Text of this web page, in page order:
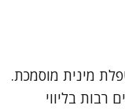
מינית מוסמכת.
רבות בליווי